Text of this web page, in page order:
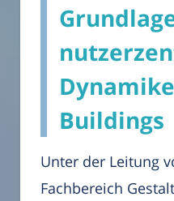
Buildings
Unter der Leitung
Fachbereich